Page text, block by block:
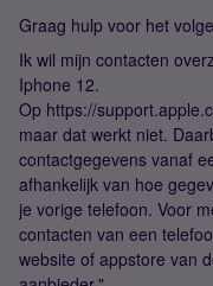
Graag hulp voor het
Ik wil mijn contacten
Iphone 12.
Op https://
maar dat werkt niet.
contactgegevens vanaf
afhankelijk van hoe
je vorige telefoon. Voor
contacten van een
website of appstore van